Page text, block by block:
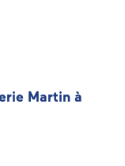
Martin à